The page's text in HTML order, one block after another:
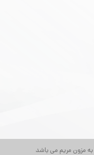
مزون مریم می باشد